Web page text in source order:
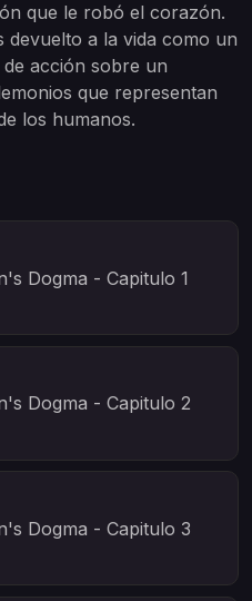
que le robó el corazón.
devuelto a la vida como un
acción sobre un
que representan
los humanos.
Dogma - Capitulo 1
Dogma - Capitulo 2
Dogma - Capitulo 3